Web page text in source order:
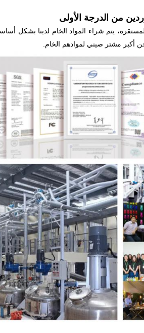
من الدرجة الأولى
المستقرة، يتم شراء المواد الخام لدينا بشكل